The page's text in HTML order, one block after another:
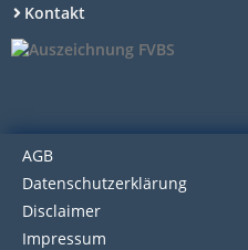
Kontakt
AGB
Datenschutzerklärung
Disclaimer
Impressum